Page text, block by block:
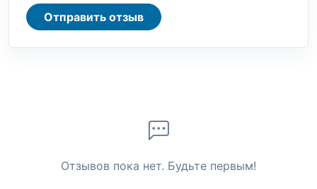
Отправить отзыв
Отзывов пока нет. Будьте первым!